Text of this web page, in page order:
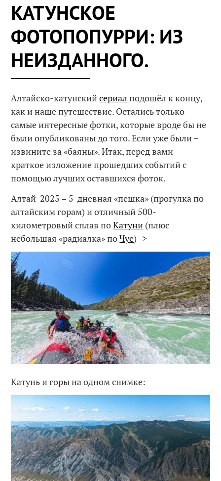
КАТУНСКОЕ
ФОТОПОПУРРИ: ИЗ
НЕИЗДАННОГО.
Алтайско-катунскийсериал подошёл к концу,
как и наше путешествие. Остались только
самые интересные фотки, которые вроде бы не
были опубликованы до того. Если уже были –
извините за «баяны». Итак, перед вами –
краткое изложение прошедших событий с
помощью лучших оставшихся фоток.
Алтай-2025 = 5-дневная «пешка» (прогулка по
алтайским горам) и отличный 500-
километровый сплав поКатуни (плюс
небольшая «радиалка» поЧуе) ->
Катунь и горы на одном снимке: